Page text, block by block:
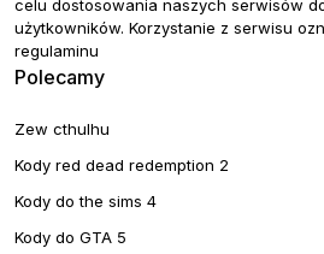
celu dostosowania naszych serwisów
użytkowników. Korzystanie z serwisu
regulaminu
Polecamy
Zew cthulhu
Kody red dead redemption 2
Kody do the sims 4
Kody do GTA 5